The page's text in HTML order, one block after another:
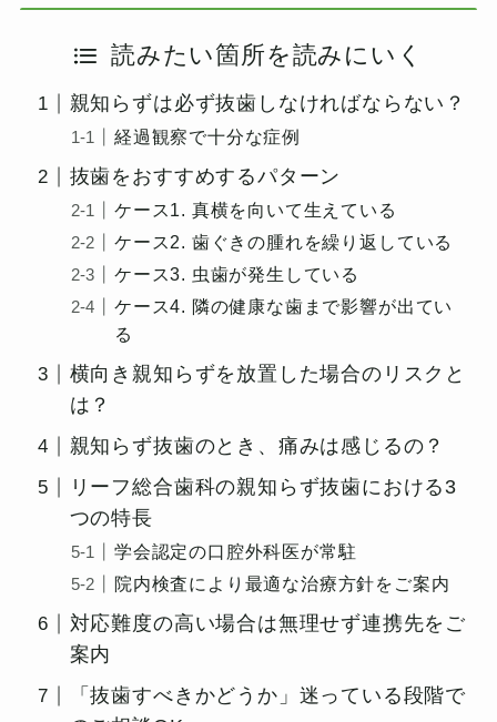
読みたい箇所を読みにいく
親知らずは必ず抜歯しなければならない？
経過観察で十分な症例
抜歯をおすすめするパターン
ケース1. 真横を向いて生えている
ケース2. 歯ぐきの腫れを繰り返している
ケース3. 虫歯が発生している
ケース4. 隣の健康な歯まで影響が出てい
る
横向き親知らずを放置した場合のリスクと
は？
親知らず抜歯のとき、痛みは感じるの？
リーフ総合歯科の親知らず抜歯における3
つの特長
学会認定の口腔外科医が常駐
院内検査により最適な治療方針をご案内
対応難度の高い場合は無理せず連携先をご
案内
「抜歯すべきかどうか」迷っている段階で